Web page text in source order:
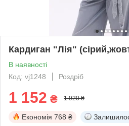
Кардиган "Лія"
В наявності
Код: vj1248
Роздріб
1 152 ₴ 1 920 ₴
Економія 768 ₴